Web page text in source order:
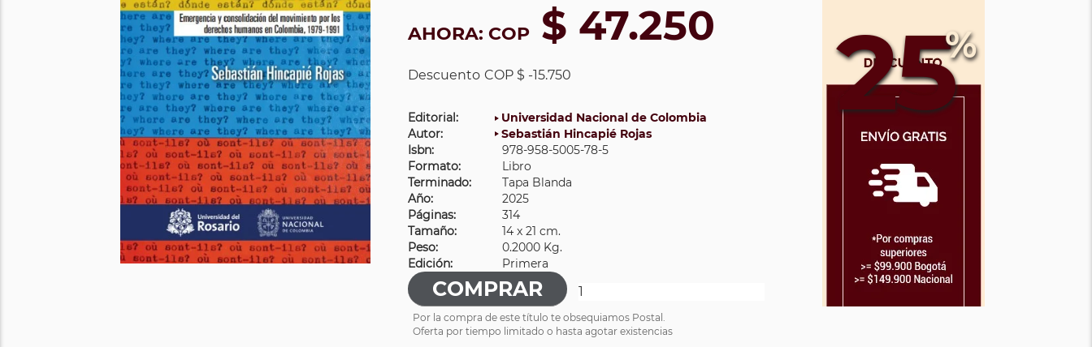
25%
AHORA: COP $ 47.250
Descuento COP $ -15.750
Editorial:
Universidad Nacional de Colombia
Autor:
Sebastián Hincapié Rojas
Isbn:
978-958-5005-78-5
Formato:
Libro
Terminado:
Tapa Blanda
Año:
2025
Páginas:
314
Tamaño:
14 x 21 cm.
Peso:
0.2000 Kg.
Edición:
Primera
Por la compra de este título te obsequiamos Postal.
Oferta por tiempo limitado o hasta agotar existencias